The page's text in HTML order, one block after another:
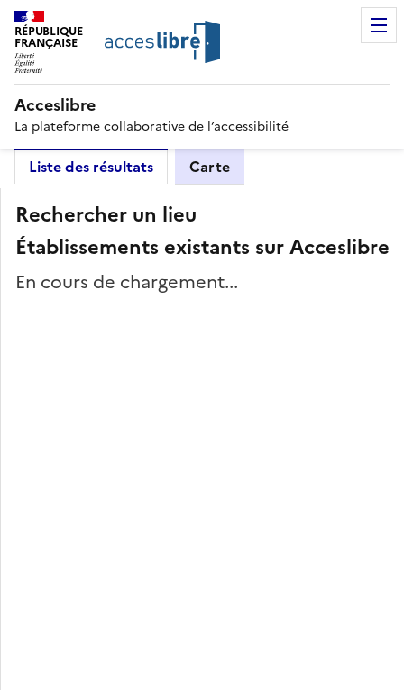
RÉPUBLIQUE
FRANÇAISE
Acceslibre
La plateforme collaborative de l’accessibilité
Liste des résultats Carte
Rechercher un lieu
Établissements existants sur Acceslibre
En cours de chargement...